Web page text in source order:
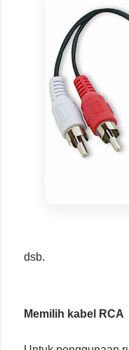
dsb.
Memilih kabel RCA